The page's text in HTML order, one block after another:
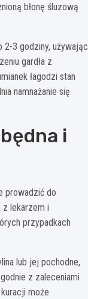
błonę śluzową
2-3 godziny, używając
gardła z
łagodzi stan
namnażanie się
i
prowadzić do
lekarzem i
przypadkach
lub jej pochodne,
z zaleceniami
może